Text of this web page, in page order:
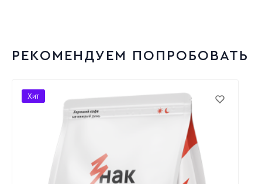
РЕКОМЕНДУЕМ ПОПРОБОВАТЬ
Хит